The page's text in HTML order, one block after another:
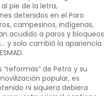
pie de la letra,
detenidos en el Paro
campesinos, indígenas,
acudido a paros y bloqueos
y solo cambió la apariencia
de Petro y su
popular, es
ni siquiera debiera